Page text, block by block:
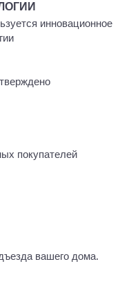
инновационное
покупателей
вашего дома.